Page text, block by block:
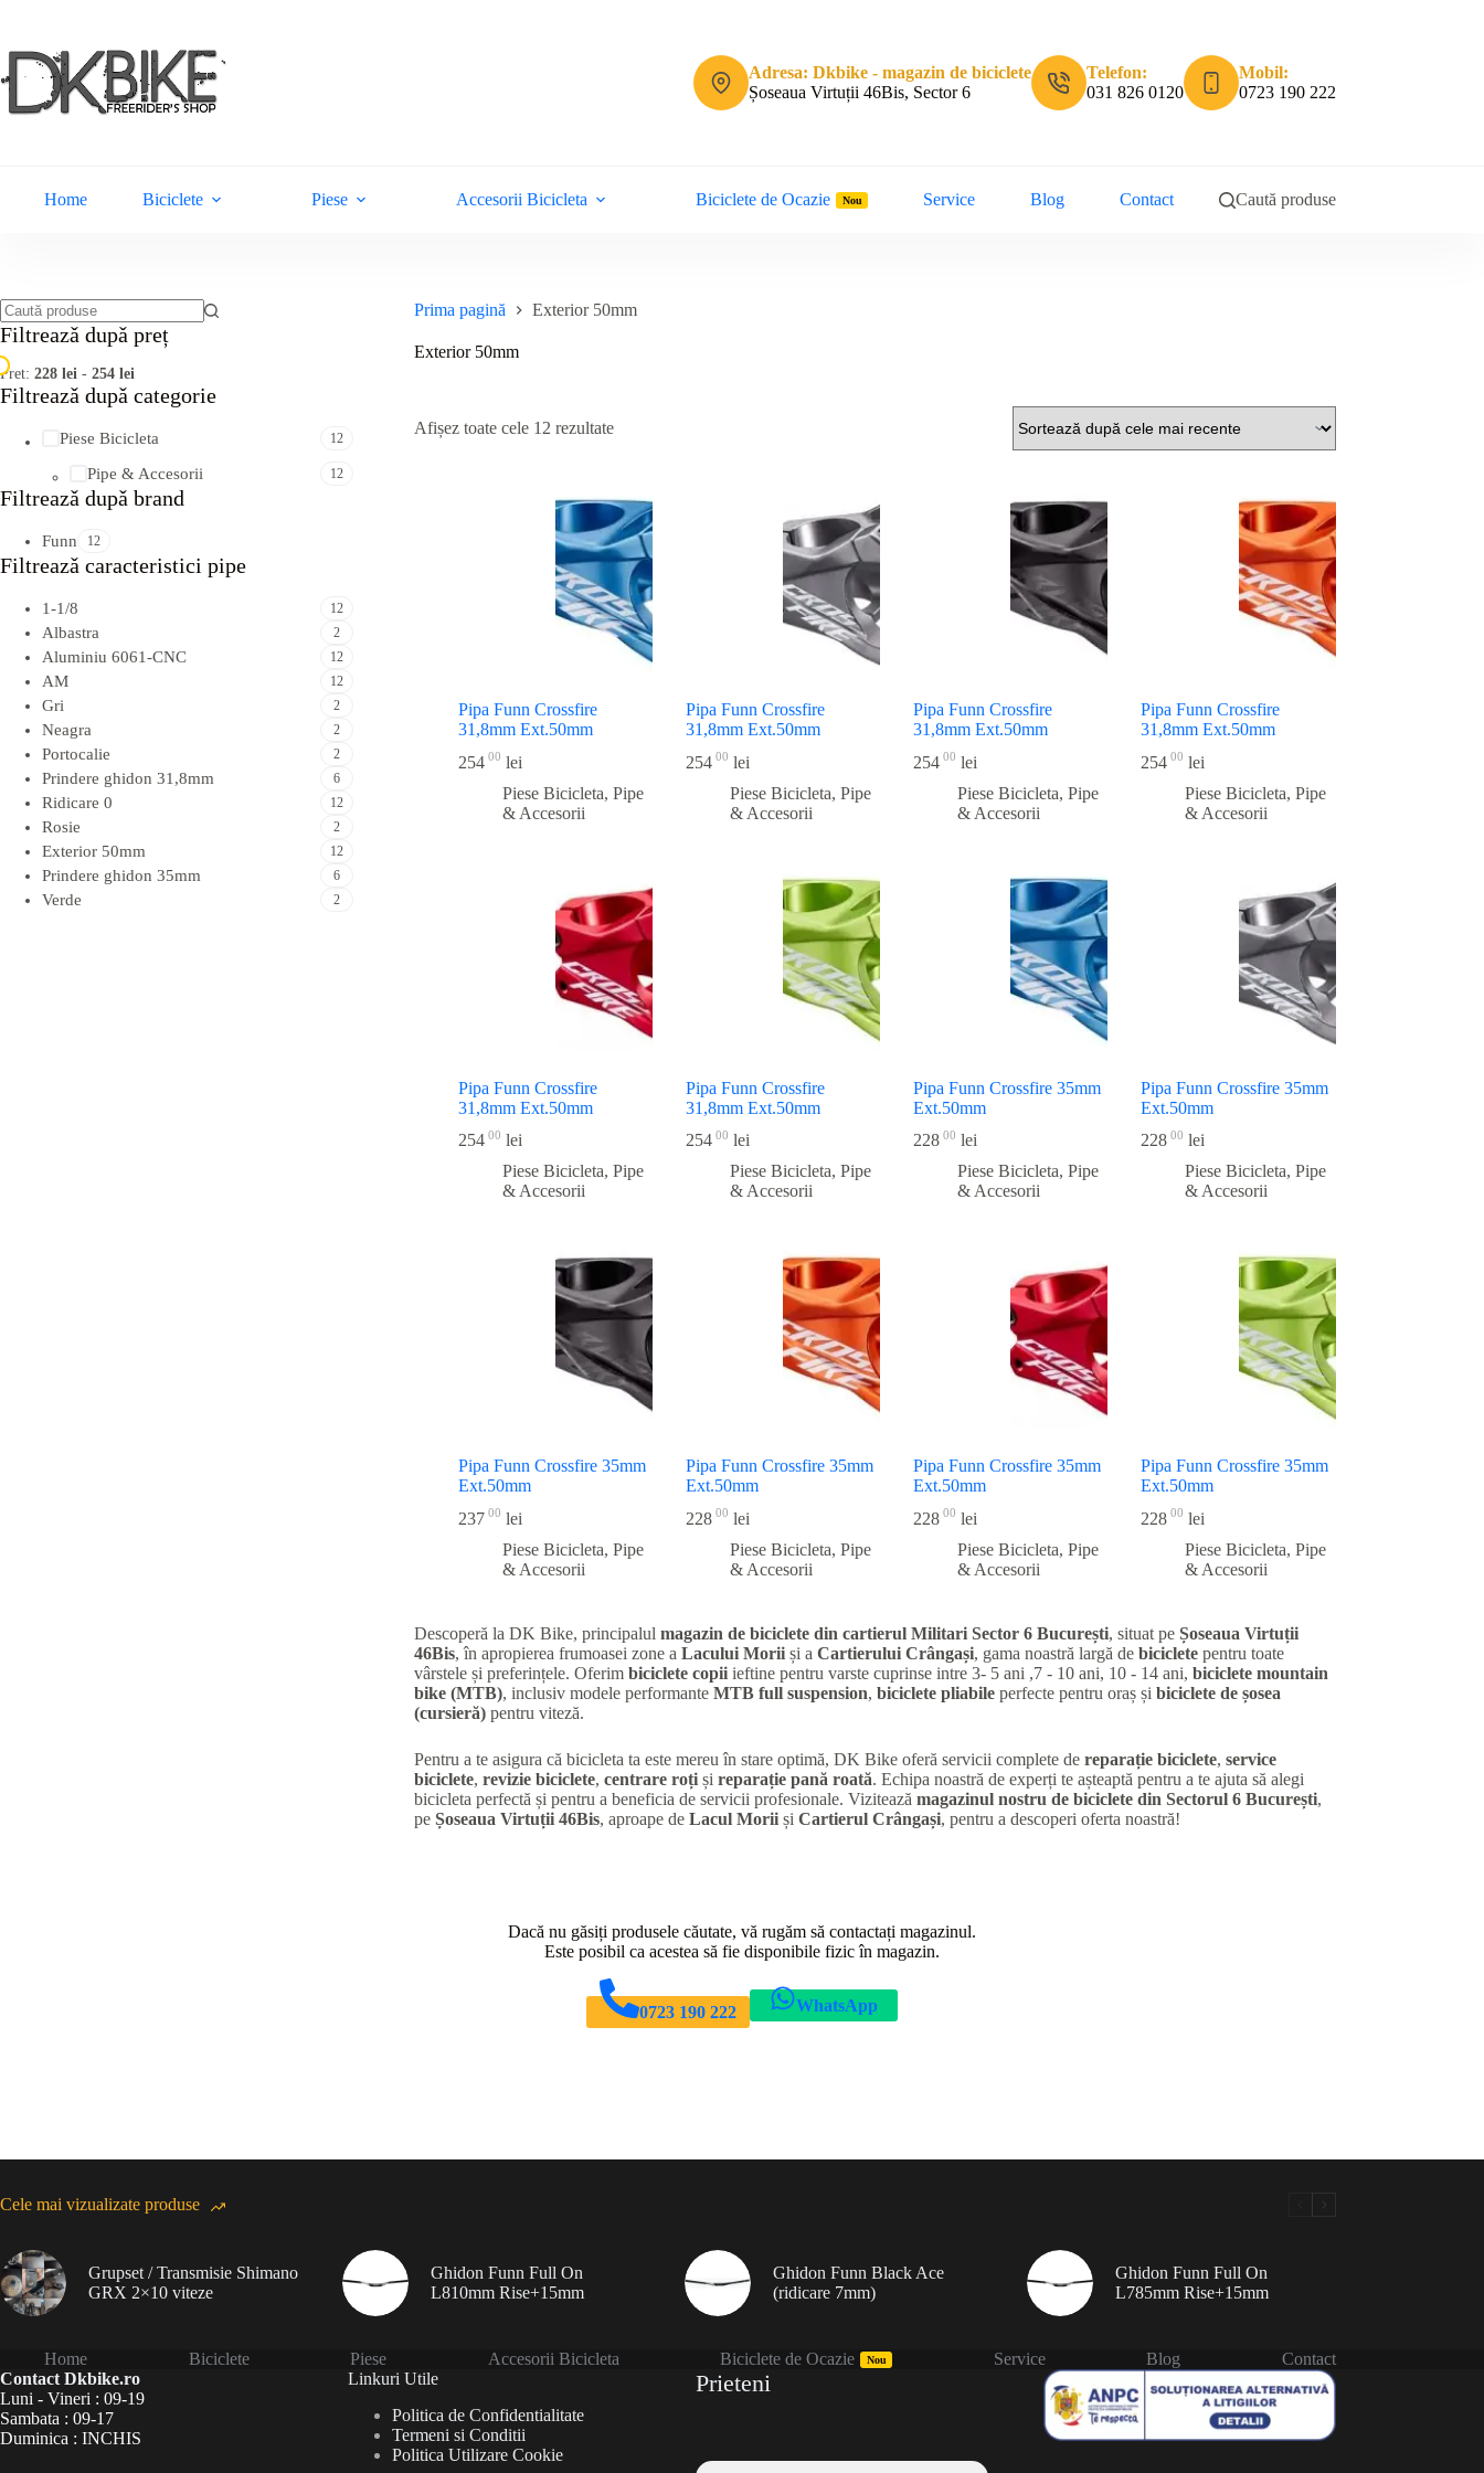
conținut
Adresa: Dkbike - magazin de biciclete
Șoseaua Virtuții 46Bis, Sector 6
Telefon:
031 826 0120
Mobil:
0723 190 222
Home Biciclete Piese Accesorii Bicicleta Biciclete de Ocazie Nou Service Blog Contact Caută produse
Prima pagină Exterior 50mm
Exterior 50mm
Afișez toate cele 12 rezultateSortat
recente
Pipa Funn Crossfire
31,8mm Ext.50mm
254 00 lei
Piese Bicicleta, Pipe
& Accesorii
Pipa Funn Crossfire
31,8mm Ext.50mm
254 00 lei
Piese Bicicleta,Pipe
& Accesorii
Pipa Funn Crossfire
31,8mm Ext.50mm
254 00 lei
Piese Bicicleta,Pipe
& Accesorii
Pipa Funn Crossfire
31,8mm Ext.50mm
254 00 lei
Piese Bicicleta,Pipe
& Accesorii
Pipa Funn Crossfire
31,8mm Ext.50mm
254 00 lei
Piese Bicicleta, Pipe
& Accesorii
Pipa Funn Crossfire
31,8mm Ext.50mm
254 00 lei
Piese Bicicleta,Pipe
& Accesorii
Pipa Funn Crossfire 35mm
Ext.50mm
228 00 lei
Piese Bicicleta,Pipe
& Accesorii
Pipa Funn Crossfire 35mm
Ext.50mm
228 00 lei
Piese Bicicleta,Pipe
& Accesorii
Pipa Funn Crossfire 35mm
Ext.50mm
23700 lei
Piese Bicicleta, Pipe
& Accesorii
Pipa Funn Crossfire 35mm
Ext.50mm
228 00 lei
Piese Bicicleta,Pipe
& Accesorii
Pipa Funn Crossfire 35mm
Ext.50mm
228 00 lei
Piese Bicicleta,Pipe
& Accesorii
Pipa Funn Crossfire 35mm
Ext.50mm
228 00 lei
Piese Bicicleta,Pipe
& Accesorii
Descoperă la DK Bike, principalul magazin de biciclete din cartierul MilitariSector 6 București, situat pe Șoseaua Virtuții
46Bis, în apropierea frumoasei zone a Lacului Moriiși a Cartierului Crângași, gama noastră largă de bicicletepentru toate
vârstele și preferințele. Oferim biciclete copiiieftine pentru varste cuprinse intre 3- 5 ani ,7 - 10 ani, 10 - 14 ani, biciclete mountain
bike (MTB), inclusiv modele performante MTB full suspension, biciclete pliabileperfecte pentru oraș și biciclete de șosea
(cursieră)pentru viteză.
Pentru a te asigura că bicicleta ta este mereu în stare optimă, DK Bike oferă servicii complete de reparație biciclete, service
biciclete, revizie biciclete, centrare roțiși reparație pană roată. Echipa noastră de experți te așteaptă pentru a te ajuta să alegi
bicicleta perfectă și pentru a beneficia de servicii profesionale. Vizitează magazinul nostru de biciclete din Sectorul 6 București,
pe Șoseaua Virtuții 46Bis, aproape de Lacul Moriiși Cartierul Crângași, pentru a descoperi oferta noastră!
Niciun
Filtreazǎ dupǎ preț
Pret: 228 lei - 254 lei
Filtreazǎ dupǎ categorie
Piese Bicicleta 12
Pipe & Accesorii 12
Filtreazǎ dupǎ brand
Funn 12
Filtreazǎ caracteristici pipe
1-1/8 12
Albastra 2
Aluminiu 6061-CNC 12
AM 12
Gri 2
Neagra 2
Portocalie 2
Prindere ghidon 31,8mm 6
Ridicare 0 12
Rosie 2
Exterior 50mm 12
Prindere ghidon 35mm 6
Verde 2
Dacă nu găsiți produsele căutate, vă rugăm să contactați magazinul.
Este posibil ca acestea să fie disponibile fizic în magazin.
0723 190 222 WhatsApp
Cele mai vizualizate produse
Grupset / Transmisie Shimano
GRX 2×10 viteze
Ghidon Funn Full On
L810mm Rise+15mm
Ghidon Funn Black Ace
(ridicare 7mm)
Ghidon Funn Full On
L785mm Rise+15mm
Home Biciclete Piese Accesorii Bicicleta Biciclete de Ocazie Nou Service Blog
Contact
Contact Dkbike.ro
Luni - Vineri : 09-19
Sambata : 09-17
Duminica : INCHIS
Linkuri Utile
Politica de Confidentialitate
Termeni si Conditii
Politica Utilizare Cookie
Prieteni